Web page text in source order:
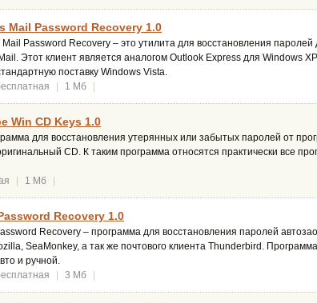
Mail Password Recovery 1.0
Password Recovery – это утилита для восстановления паролей
Этот клиент является аналогом Outlook Express для Windows
поставку Windows Vista.
1 Мб
Win CD Keys 1.0
для восстановления утерянных или забытых паролей от
CD. К таким программа относятся практически все
1 Мб
Recovery 1.0
Recovery – программа для восстановления паролей
SeaMonkey, а так же почтового клиента Thunderbird.
и ручной.
3 Мб